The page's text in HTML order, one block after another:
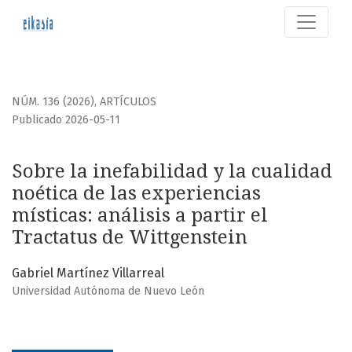
Sobre la inefabilidad y la cualidad noética de las
NÚM. 136 (2026), ARTÍCULOS
Sobre la inefabilidad y la cualidad
noética de las experiencias
místicas: análisis a partir el
Tractatus de Wittgenstein
Publicado 2026-05-11
Gabriel Martínez Villarreal
Universidad Autónoma de Nuevo León